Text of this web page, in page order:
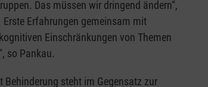
Das müssen wir dringend ändern“,
Erfahrungen gemeinsam mit
Einschränkungen von Themen
so Pankau.
steht im Gegensatz zur